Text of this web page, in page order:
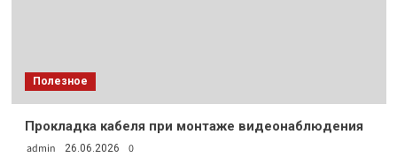
Полезное
Прокладка кабеля при монтаже видеонаблюдения
admin 26.06.2026 0